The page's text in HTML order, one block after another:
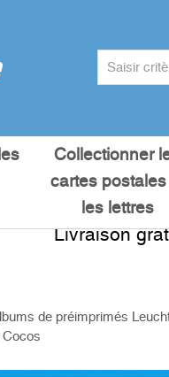
Collectionner
cartes postales
les lettres
Livraison
de préimprimés
Cocos